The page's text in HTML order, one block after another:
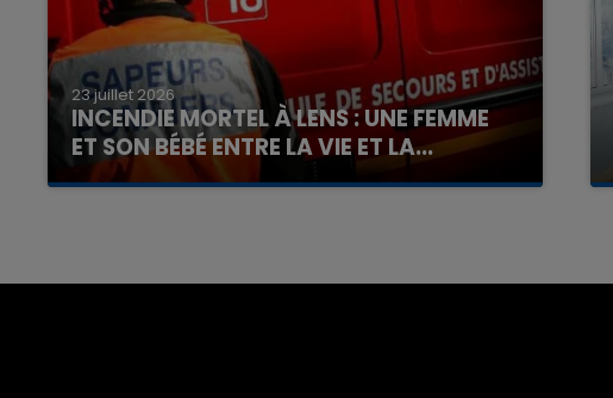
23 juillet 2026
INCENDIE MORTEL À LENS : UNE FEMME
ET SON BÉBÉ ENTRE LA VIE ET LA...
Un homme s'est immolé par le feu après avoir